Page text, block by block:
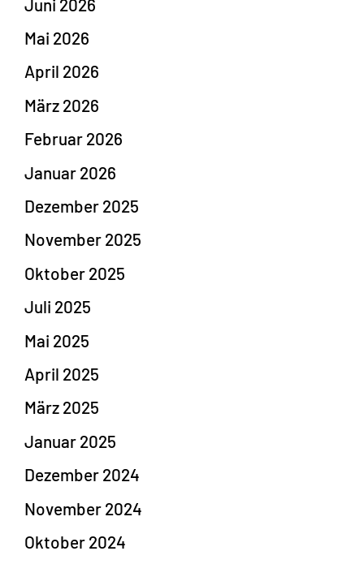
Juni 2026
Mai 2026
April 2026
März 2026
Februar 2026
Januar 2026
Dezember 2025
November 2025
Oktober 2025
Juli 2025
Mai 2025
April 2025
März 2025
Januar 2025
Dezember 2024
November 2024
Oktober 2024